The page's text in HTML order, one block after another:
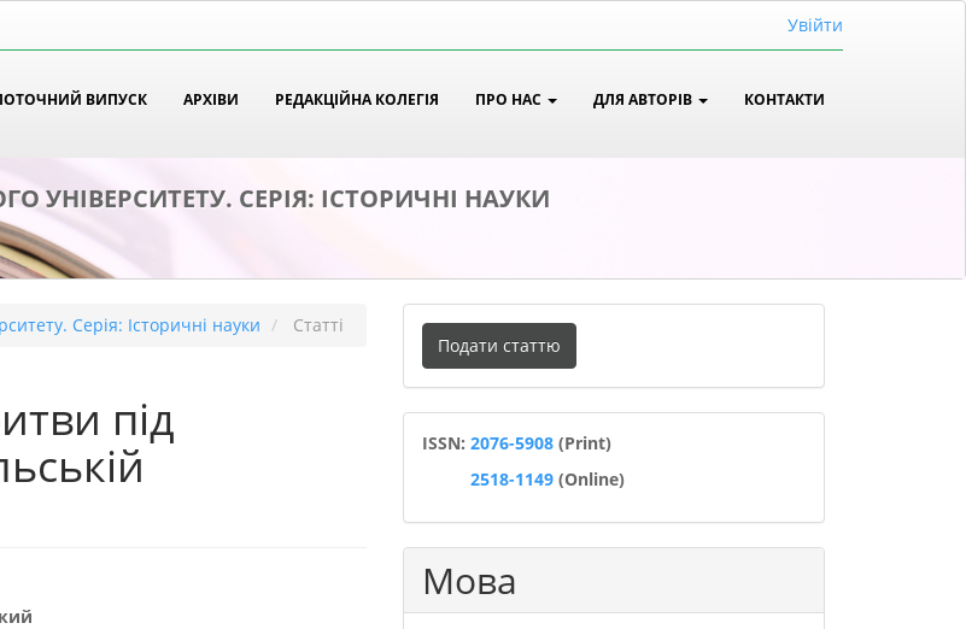
Увійти
ВИПУСК АРХІВИ РЕДАКЦІЙНА КОЛЕГІЯ ПРО НАС ДЛЯ АВТОРІВ КОНТАКТИ
УНІВЕРСИТЕТУ. СЕРІЯ: ІСТОРИЧНІ НАУКИ
Серія: Історичні науки Статті
під
Подати
статтю
Подати статтю
ISSN
ISSN: 2076-5908 (Print)
2518-1149 (Online)
Мова